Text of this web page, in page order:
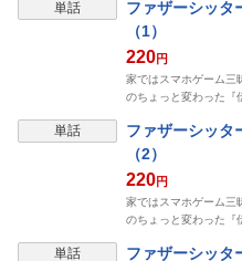
単話
ファザーシッタ
（1）
220円
家ではスマホゲーム三
のちょっと変わった『
単話
ファザーシッタ
（2）
220円
家ではスマホゲーム三
のちょっと変わった『
単話 ファザーシッタ